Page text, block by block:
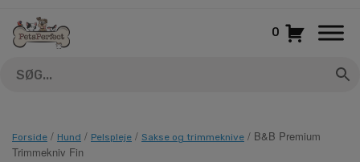
indhold
0
Forside / Hund / Pelspleje / Sakse og trimmeknive / B&B Premium
Trimmekniv Fin